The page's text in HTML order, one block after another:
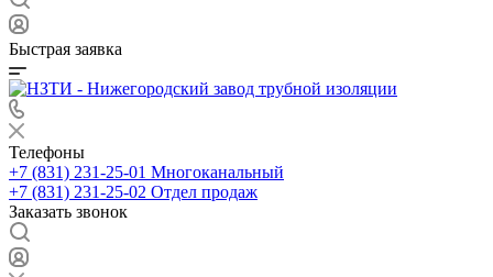
Быстрая заявка
Телефоны
+7 (831) 231-25-01 Многоканальный
+7 (831) 231-25-02 Отдел продаж
Заказать звонок